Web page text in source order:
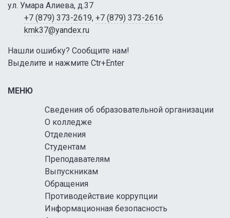
ул. Умара Алиева, д.37
+7 (879) 373-2619, +7 (879) 373-2616
kmk37@yandex.ru
Нашли ошибку? Сообщите нам!
Выделите и нажмите Ctr+Enter
МЕНЮ
Сведения об образовательной организации
О колледже
Отделения
Студентам
Преподавателям
Выпускникам
Обращения
Противодействие коррупции
Информационная безопасность